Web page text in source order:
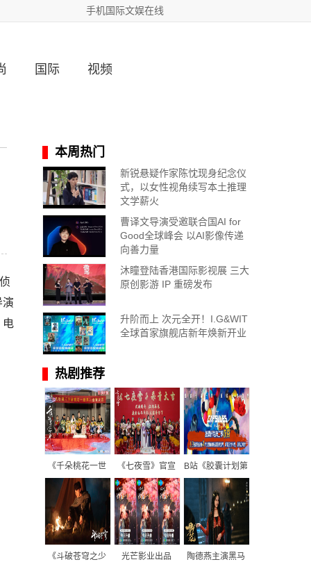
手机国际文娱在线
国际 视频
演
电
本周热门
新锐悬疑作家陈忱现身纪念仪
式，以女性视角续写本土推理
文学薪火
曹译文导演受邀联合国AI for
Good全球峰会 以AI影像传递
向善力量
沐瞳登陆香港国际影视展 三大
原创影游 IP 重磅发布
升阶而上 次元全开！I.G&WIT
全球首家旗舰店新年焕新开业
热剧推荐
《千朵桃花一世
开》官宣杀青 张
彬彬孙珍妮戏逢
对手上演猫鼠游
戏
《七夜雪》官宣
杀青 李沁曾舜晞
双向救赎共赴情
感江湖
B站《胶囊计划第
二季》收官 先锋
探索打造高品质
强情绪原创动画
盛宴
《斗破苍穹之少
光芒影业出品
陶德燕主演黑马